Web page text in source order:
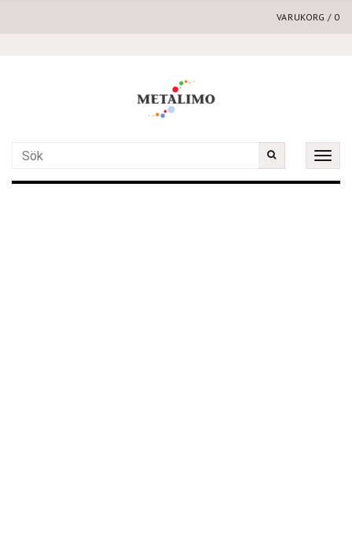
VARUKORG / 0
Toggle